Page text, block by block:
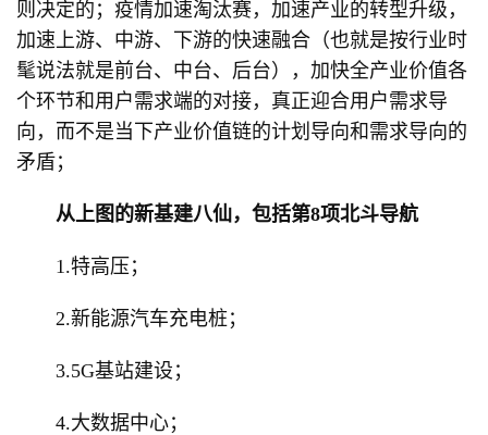
则决定的；疫情加速淘汰赛，加速产业的转型升级，
加速上游、中游、下游的快速融合（也就是按行业时
髦说法就是前台、中台、后台），加快全产业价值各
个环节和用户需求端的对接，真正迎合用户需求导
向，而不是当下产业价值链的计划导向和需求导向的
矛盾；
从上图的新基建八仙，包括第8项北斗导航
1.特高压；
2.新能源汽车充电桩；
3.5G基站建设；
4.大数据中心；